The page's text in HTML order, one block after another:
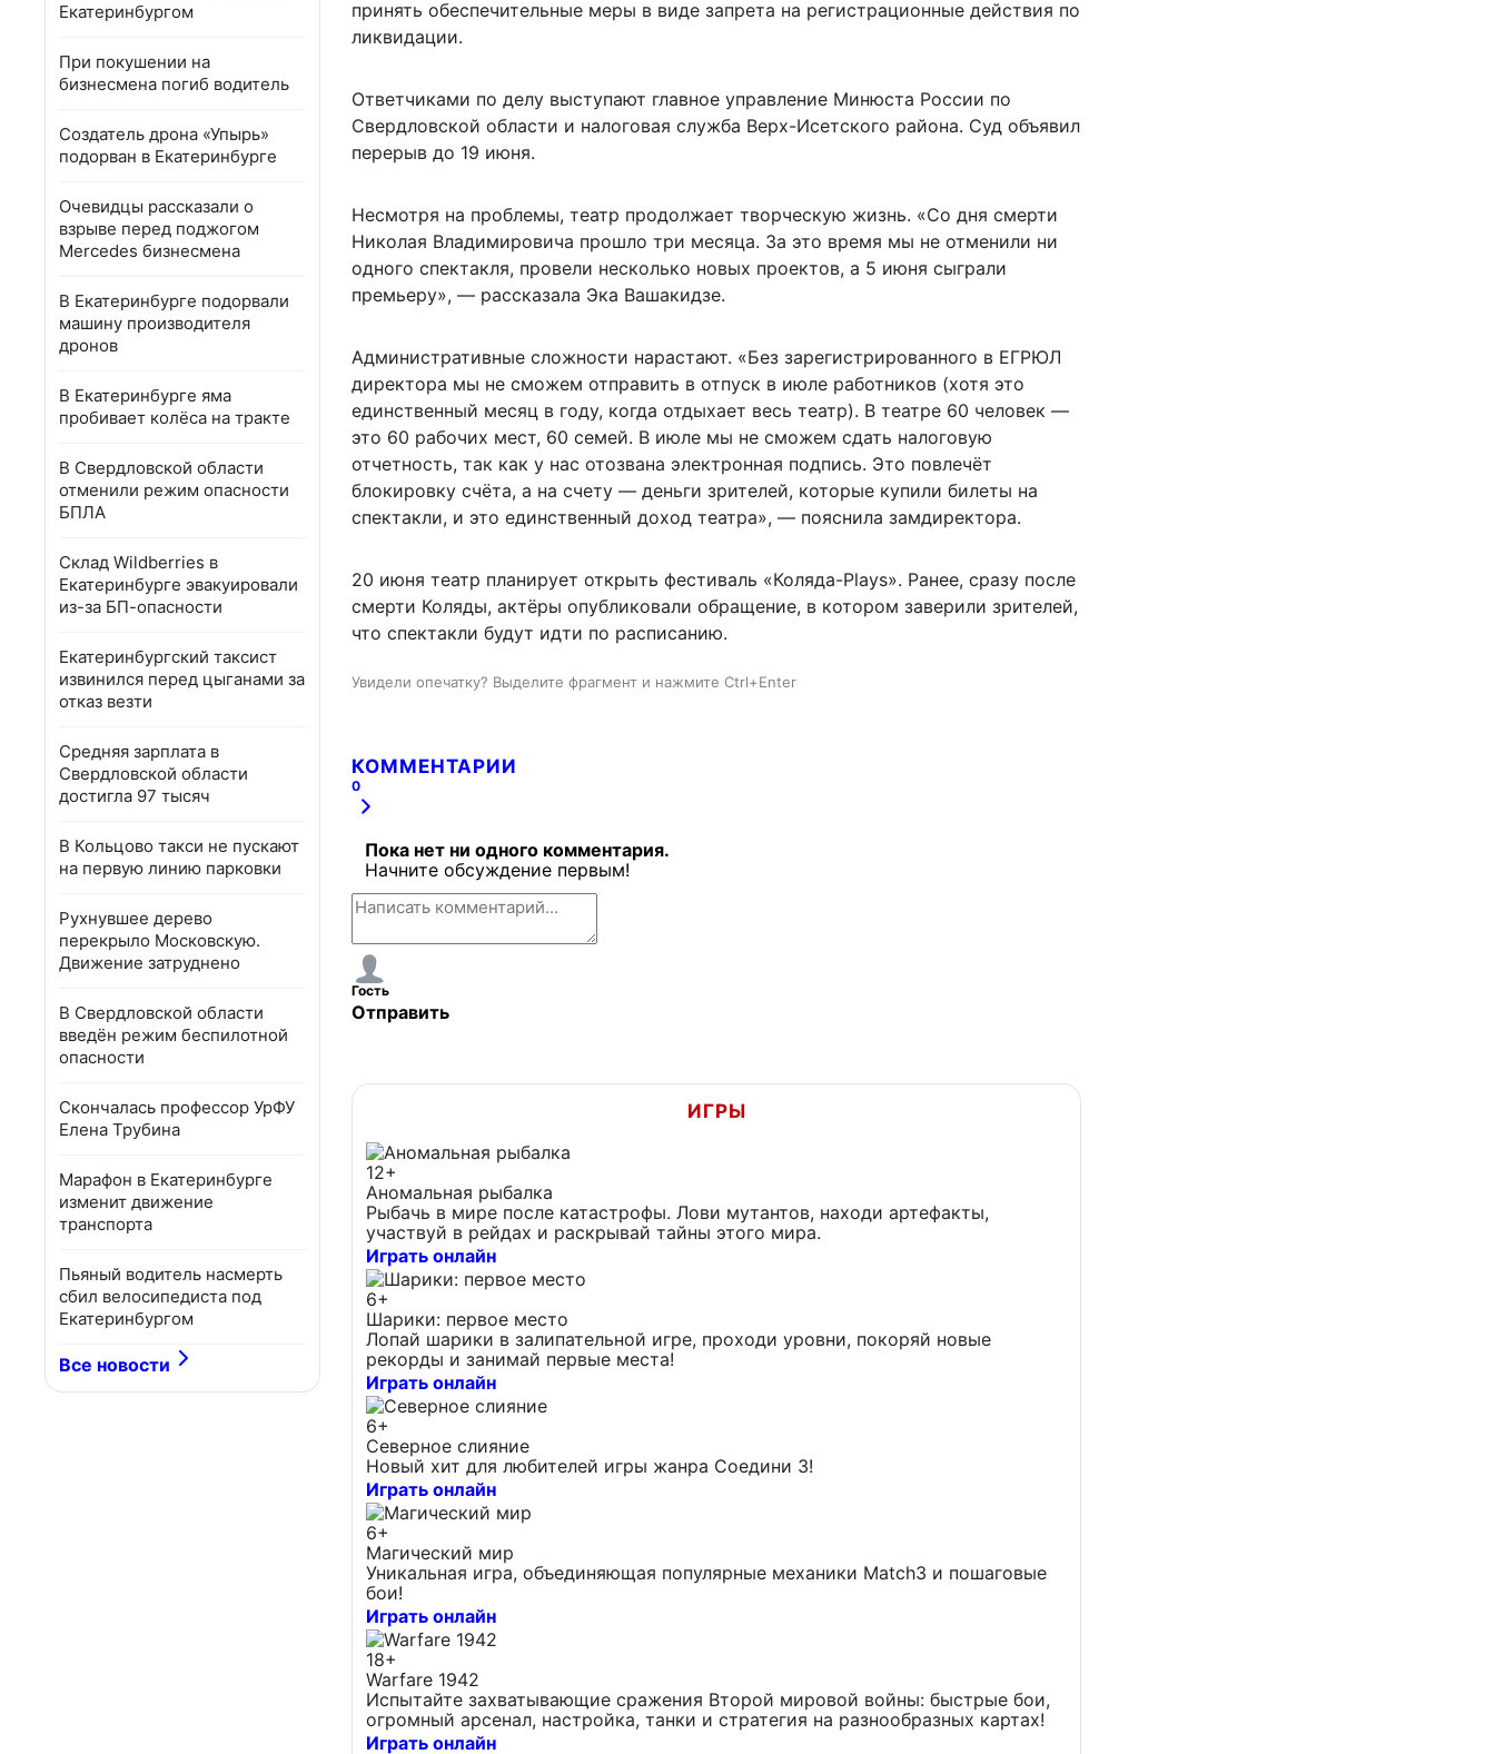
Екатеринбургом
При покушении на
бизнесмена погиб водитель
Создатель дрона «Упырь»
подорван в Екатеринбурге
Очевидцы рассказали о
взрыве перед поджогом
Mercedes бизнесмена
В Екатеринбурге подорвали
машину производителя
дронов
В Екатеринбурге яма
пробивает колёса на тракте
В Свердловской области
отменили режим опасности
БПЛА
Склад Wildberries в
Екатеринбурге эвакуировали
из-за БП-опасности
Екатеринбургский таксист
извинился перед цыганами за
отказ везти
Средняя зарплата в
Свердловской области
достигла 97 тысяч
В Кольцово такси не пускают
на первую линию парковки
Рухнувшее дерево
перекрыло Московскую.
Движение затруднено
В Свердловской области
введён режим беспилотной
опасности
Скончалась профессор УрФУ
Елена Трубина
Марафон в Екатеринбурге
изменит движение
транспорта
Пьяный водитель насмерть
сбил велосипедиста под
Екатеринбургом
Все новости
принять обеспечительные меры в виде запрета на регистрационные действия по
ликвидации.
Ответчиками по делу выступают главное управление Минюста России по
Свердловской области и налоговая служба Верх-Исетского района. Суд объявил
перерыв до 19 июня.
Несмотря на проблемы, театр продолжает творческую жизнь. «Со дня смерти
Николая Владимировича прошло три месяца. За это время мы не отменили ни
одного спектакля, провели несколько новых проектов, а 5 июня сыграли
премьеру», — рассказала Эка Вашакидзе.
Административные сложности нарастают. «Без зарегистрированного в ЕГРЮЛ
директора мы не сможем отправить в отпуск в июле работников (хотя это
единственный месяц в году, когда отдыхает весь театр). В театре 60 человек —
это 60 рабочих мест, 60 семей. В июле мы не сможем сдать налоговую
отчетность, так как у нас отозвана электронная подпись. Это повлечёт
блокировку счёта, а на счету — деньги зрителей, которые купили билеты на
спектакли, и это единственный доход театра», — пояснила замдиректора.
20 июня театр планирует открыть фестиваль «Коляда-Plays». Ранее, сразу после
смерти Коляды, актёры опубликовали обращение, в котором заверили зрителей,
что спектакли будут идти по расписанию.
Увидели опечатку? Выделите фрагмент и нажмите Ctrl+Enter
КОММЕНТАРИИ
0
Пока нет ни одного комментария.
Начните обсуждение первым!
Гость
Отправить
ИГРЫ
12+
Аномальная рыбалка
Рыбачь в мире после катастрофы. Лови мутантов, находи артефакты,
участвуй в рейдах и раскрывай тайны этого мира.
Играть онлайн
6+
Шарики: первое место
Лопай шарики в залипательной игре, проходи уровни, покоряй новые
рекорды и занимай первые места!
Играть онлайн
6+
Северное слияние
Новый хит для любителей игры жанра Соедини 3!
Играть онлайн
6+
Магический мир
Уникальная игра, объединяющая популярные механики Match3 и пошаговые
бои!
Играть онлайн
18+
Warfare 1942
Испытайте захватывающие сражения Второй мировой войны: быстрые бои,
огромный арсенал, настройка, танки и стратегия на разнообразных картах!
Играть онлайн